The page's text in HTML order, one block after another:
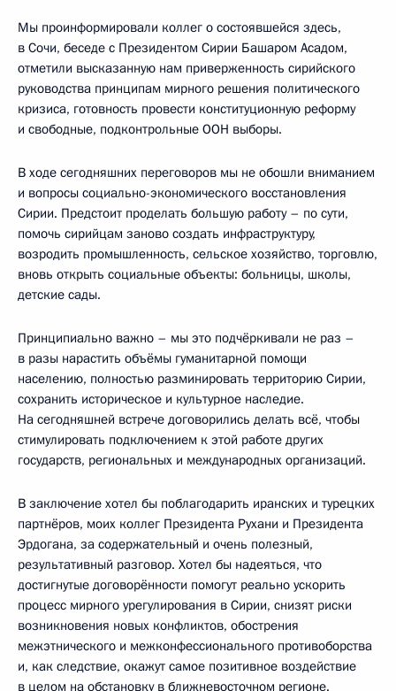
Мы проинформировали коллег о состоявшейся здесь,
в Сочи, беседе с Президентом Сирии Башаром Асадом,
отметили высказанную нам приверженность сирийского
руководства принципам мирного решения политического
кризиса, готовность провести конституционную реформу
и свободные, подконтрольные ООН выборы.
В ходе сегодняшних переговоров мы не обошли вниманием
и вопросы социально-экономического восстановления
Сирии. Предстоит проделать большую работу – по сути,
помочь сирийцам заново создать инфраструктуру,
возродить промышленность, сельское хозяйство, торговлю,
вновь открыть социальные объекты: больницы, школы,
детские сады.
Принципиально важно – мы это подчёркивали не раз –
в разы нарастить объёмы гуманитарной помощи
населению, полностью разминировать территорию Сирии,
сохранить историческое и культурное наследие.
На сегодняшней встрече договорились делать всё, чтобы
стимулировать подключением к этой работе других
государств, региональных и международных организаций.
В заключение хотел бы поблагодарить иранских и турецких
партнёров, моих коллег Президента Рухани и Президента
Эрдогана, за содержательный и очень полезный,
результативный разговор. Хотел бы надеяться, что
достигнутые договорённости помогут реально ускорить
процесс мирного урегулирования в Сирии, снизят риски
возникновения новых конфликтов, обострения
межэтнического и межконфессионального противоборства
и, как следствие, окажут самое позитивное воздействие
в целом на обстановку в ближневосточном регионе.